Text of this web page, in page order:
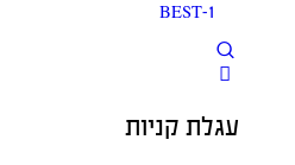
BEST-1
עגלת קניות